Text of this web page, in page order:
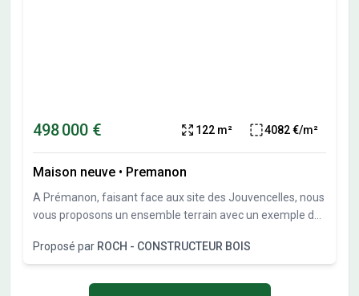
498 000 € 122 m² 4082 €/m²
Maison neuve • Premanon
A Prémanon, faisant face aux site des Jouvencelles, nous
vous proposons un ensemble terrain avec un exemple de
convenance. Terrain exposé sud.
Proposé par ROCH - CONSTRUCTEUR BOIS